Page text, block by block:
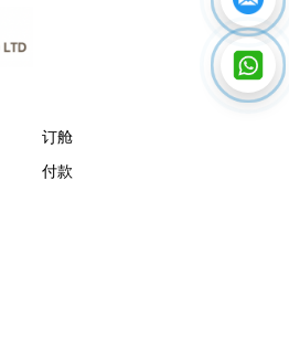
订舱
付款